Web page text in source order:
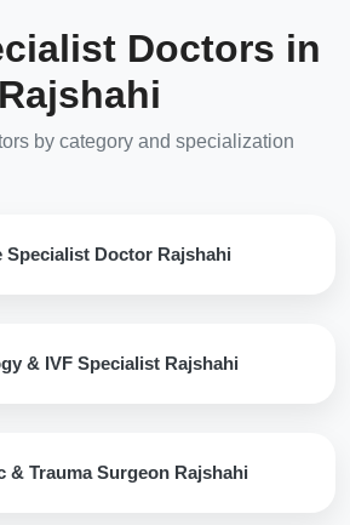
Doctors in
Rajshahi
by category and specialization
Specialist Doctor Rajshahi
& IVF Specialist Rajshahi
& Trauma Surgeon Rajshahi